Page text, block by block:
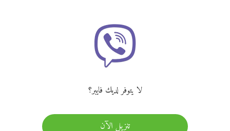
لا يتوفر لديك فايبر؟
تنزيل الآن